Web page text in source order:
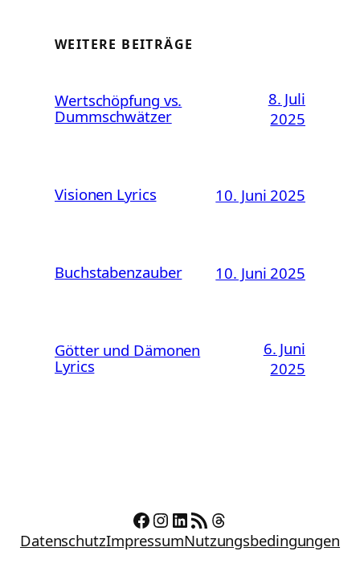
WEITERE BEITRÄGE
Wertschöpfung vs.
Dummschwätzer
8. Juli
2025
Visionen Lyrics 10. Juni 2025
Buchstabenzauber 10. Juni 2025
Götter und Dämonen
Lyrics
6. Juni
2025
Facebook
Instagram
LinkedIn
RSS-FeedThreads
DatenschutzImpressumNutzungsbedingungen